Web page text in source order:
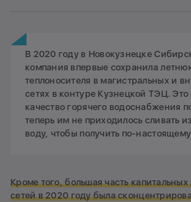
В 2020 году в Новокузнецке
компания впервые сохранила
теплоносителя в магистральных и
сетях в контуре Кузнецкой ТЭЦ. Это
качество горячего водоснабжения
теперь им не приходилось сливать
воду, чтобы получить по-
Кроме того, большая часть
сетей в 2020 году была